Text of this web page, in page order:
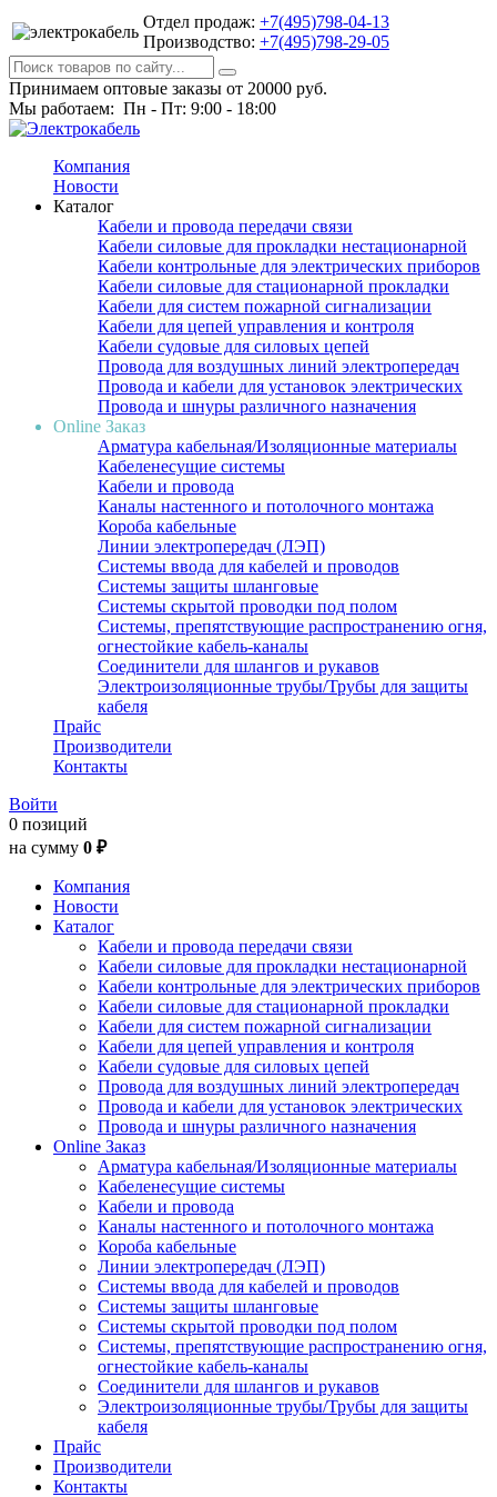
Отдел продаж: +7(495)798-04-13
Производство: +7(495)798-29-05
Принимаем оптовые заказы от 20000 руб.
Мы работаем: Пн - Пт: 9:00 - 18:00
Компания
Новости
Каталог
Кабели и провода передачи связи
Кабели силовые для прокладки нестационарной
Кабели контрольные для электрических приборов
Кабели силовые для стационарной прокладки
Кабели для систем пожарной сигнализации
Кабели для цепей управления и контроля
Кабели судовые для силовых цепей
Провода для воздушных линий электропередач
Провода и кабели для установок электрических
Провода и шнуры различного назначения
Online Заказ
Арматура кабельная/Изоляционные материалы
Кабеленесущие системы
Кабели и провода
Каналы настенного и потолочного монтажа
Короба кабельные
Линии электропередач (ЛЭП)
Системы ввода для кабелей и проводов
Системы защиты шланговые
Системы скрытой проводки под полом
Системы, препятствующие распространению огня,
огнестойкие кабель-каналы
Соединители для шлангов и рукавов
Электроизоляционные трубы/Трубы для защиты
кабеля
Прайс
Производители
Контакты
Войти
0 позиций
на сумму 0 ₽
Компания
Новости
Каталог
Кабели и провода передачи связи
Кабели силовые для прокладки нестационарной
Кабели контрольные для электрических приборов
Кабели силовые для стационарной прокладки
Кабели для систем пожарной сигнализации
Кабели для цепей управления и контроля
Кабели судовые для силовых цепей
Провода для воздушных линий электропередач
Провода и кабели для установок электрических
Провода и шнуры различного назначения
Online Заказ
Арматура кабельная/Изоляционные материалы
Кабеленесущие системы
Кабели и провода
Каналы настенного и потолочного монтажа
Короба кабельные
Линии электропередач (ЛЭП)
Системы ввода для кабелей и проводов
Системы защиты шланговые
Системы скрытой проводки под полом
Системы, препятствующие распространению огня,
огнестойкие кабель-каналы
Соединители для шлангов и рукавов
Электроизоляционные трубы/Трубы для защиты
кабеля
Прайс
Производители
Контакты